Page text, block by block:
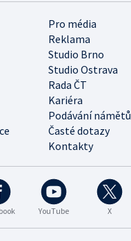
YouTube X
Pro média
Reklama
Studio Brno
Studio Ostrava
Rada ČT
Kariéra
Podávání námětů
Časté dotazy
Kontakty